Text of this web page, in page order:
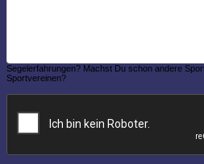
Segelerfahrungen? Machst Du schon andere
Sportvereinen?